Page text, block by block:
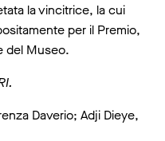
la vincitrice, la cui
per il Premio,
del Museo.
Daverio; Adji Dieye,